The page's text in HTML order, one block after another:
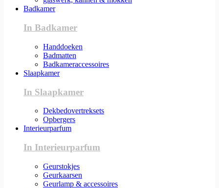
Badkamer
In Badkamer
Handdoeken
Badmatten
Badkameraccessoires
Slaapkamer
In Slaapkamer
Dekbedovertreksets
Opbergers
Interieurparfum
In Interieurparfum
Geurstokjes
Geurkaarsen
Geurlamp & accessoires